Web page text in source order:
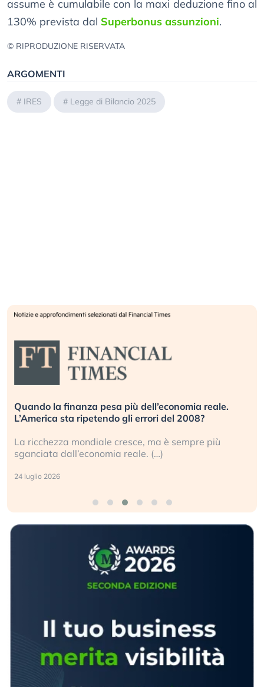
assume è cumulabile con la maxi deduzione fino al
130% prevista dal Superbonus assunzioni.
© RIPRODUZIONE RISERVATA
ARGOMENTI
# IRES # Legge di Bilancio 2025
Quando la finanza pesa più dell’economia reale.
L’America sta ripetendo gli errori del 2008?
La ricchezza mondiale cresce, ma è sempre più
sganciata dall’economia reale. (…)
24 luglio 2026